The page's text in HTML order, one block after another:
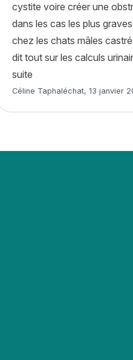
génétiques chez le chat à
cystite voire créer une
dans les cas les plus
chez les chats mâles
dit tout sur les calculs
suite« Les calculs urinaires
Article rédigé par
Céline Taphaléchat, 13 janvier